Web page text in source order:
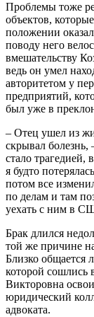
Проблемы тоже
объектов,
положении
поводу него
вмешательству
ведь он умел
авторитетом у
предприятий,
был уже в
– Отец ушел из
скрывал
стало трагедией,
я будто
потом все
по делам и там
уехать с ним в
Брак длился
той же причине
Близко общается
которой сошлись
Викторовна
юридический
адвоката.